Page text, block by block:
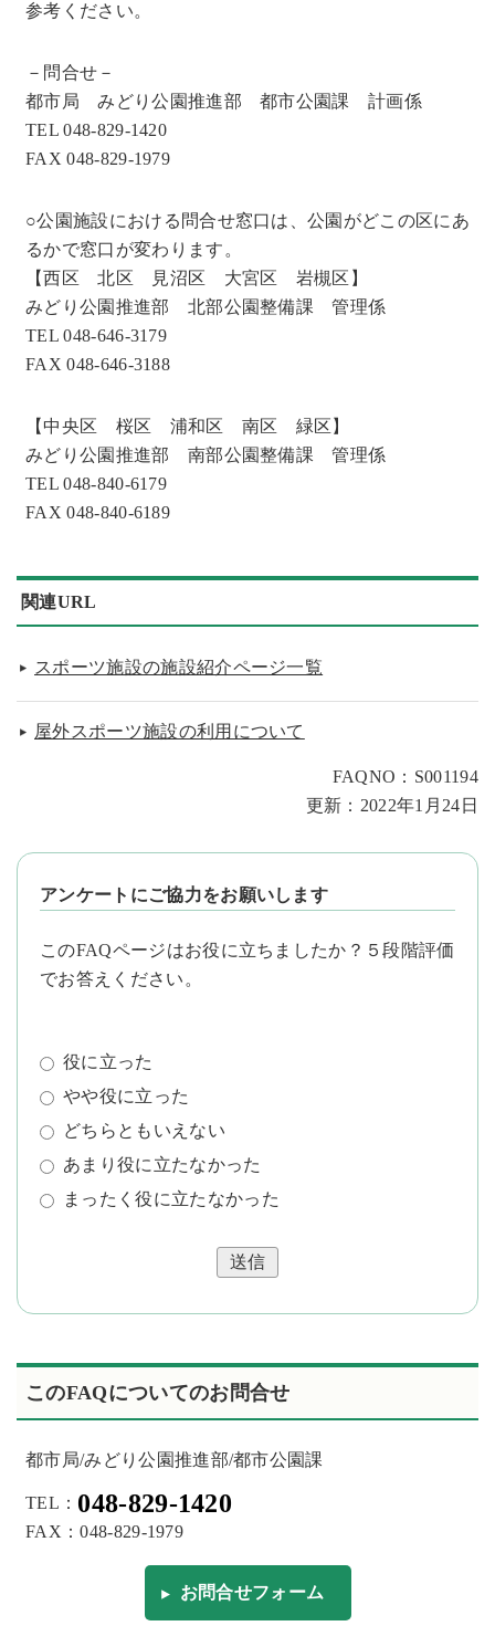
参考ください。
－問合せ－
都市局 みどり公園推進部 都市公園課 計画係
TEL 048-829-1420
FAX 048-829-1979
○公園施設における問合せ窓口は、公園がどこの区にあ
るかで窓口が変わります。
【西区 北区 見沼区 大宮区 岩槻区】
みどり公園推進部 北部公園整備課 管理係
TEL 048-646-3179
FAX 048-646-3188
【中央区 桜区 浦和区 南区 緑区】
みどり公園推進部 南部公園整備課 管理係
TEL 048-840-6179
FAX 048-840-6189
関連URL
スポーツ施設の施設紹介ページ一覧
屋外スポーツ施設の利用について
FAQNO：S001194
更新：2022年1月24日
アンケートにご協力をお願いします
このFAQページはお役に立ちましたか？５段階評価
でお答えください。
役に立った
やや役に立った
どちらともいえない
あまり役に立たなかった
まったく役に立たなかった
送信
このFAQについてのお問合せ
都市局/みどり公園推進部/都市公園課
TEL： 048-829-1420
FAX：048-829-1979
お問合せフォーム